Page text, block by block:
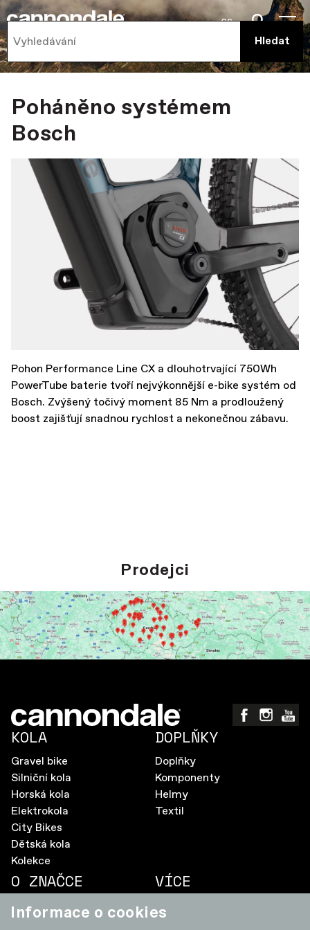
cs
Poháněno systémem
Bosch
Pohon Performance Line CX a dlouhotrvající 750Wh
PowerTube baterie tvoří nejvýkonnější e-bike systém od
Bosch. Zvýšený točivý moment 85 Nm a prodloužený
boost zajišťují snadnou rychlost a nekonečnou zábavu.
Prodejci
KOLA
Gravel bike
Silniční kola
Horská kola
Elektrokola
City Bikes
Dětská kola
Kolekce
DOPLŇKY
Doplňky
Komponenty
Helmy
Textil
O ZNAČCE
Aktualizace firmware
SmartSense
VÍCE
Ochrana osobních údajů
Informace o cookies